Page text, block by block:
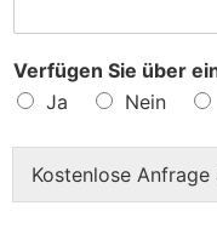
Verfügen Sie über
Ja
Nein
Kostenlose Anfrage